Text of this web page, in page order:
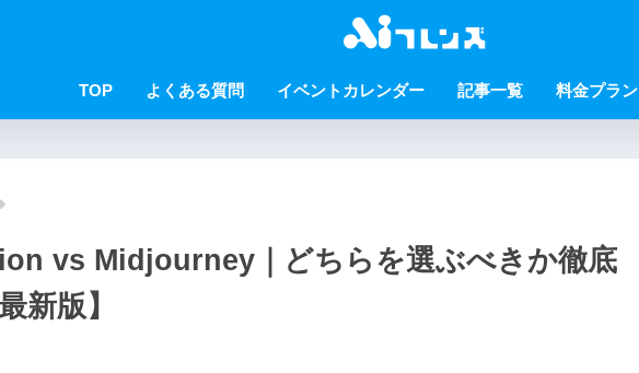
TOP よくある質問 イベントカレンダー 記事一覧 料金プラン
vs Midjourney｜どちらを選ぶべきか徹底
新版】